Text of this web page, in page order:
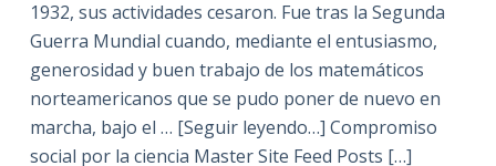
1932, sus actividades cesaron. Fue tras la Segunda
Guerra Mundial cuando, mediante el entusiasmo,
generosidad y buen trabajo de los matemáticos
norteamericanos que se pudo poner de nuevo en
marcha, bajo el … [Seguir leyendo…] Compromiso
social por la ciencia Master Site Feed Posts […]